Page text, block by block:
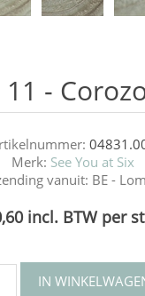
-
Merk: See You at Six
vanuit: BE -
incl. BTW per